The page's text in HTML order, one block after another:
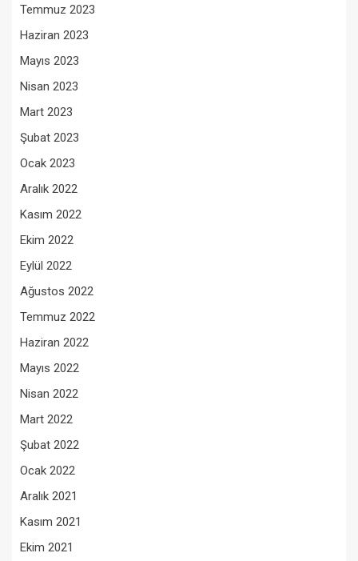
Temmuz 2023
Haziran 2023
Mayıs 2023
Nisan 2023
Mart 2023
Şubat 2023
Ocak 2023
Aralık 2022
Kasım 2022
Ekim 2022
Eylül 2022
Ağustos 2022
Temmuz 2022
Haziran 2022
Mayıs 2022
Nisan 2022
Mart 2022
Şubat 2022
Ocak 2022
Aralık 2021
Kasım 2021
Ekim 2021